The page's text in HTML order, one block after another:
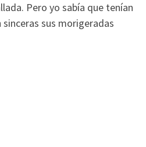
Pero yo sabía que tenían
sus morigeradas